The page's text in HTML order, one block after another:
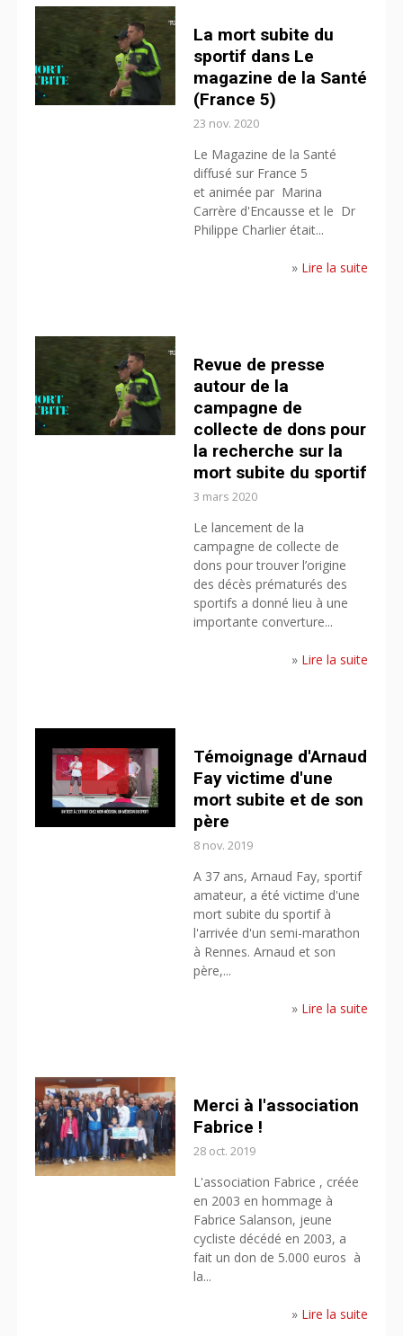
La mort subite du
sportif dans Le
magazine de la Santé
(France 5)
23 nov. 2020
Le Magazine de la Santé
diffusé sur France 5
et animée par Marina
Carrère d'Encausse et le Dr
Philippe Charlier était...
» Lire la suite
Revue de presse
autour de la
campagne de
collecte de dons pour
la recherche sur la
mort subite du sportif
3 mars 2020
Le lancement de la
campagne de collecte de
dons pour trouver l’origine
des décès prématurés des
sportifs a donné lieu à une
importante converture...
» Lire la suite
Témoignage d'Arnaud
Fay victime d'une
mort subite et de son
père
8 nov. 2019
A 37 ans, Arnaud Fay, sportif
amateur, a été victime d'une
mort subite du sportif à
l'arrivée d'un semi-marathon
à Rennes. Arnaud et son
père,...
» Lire la suite
Merci à l'association
Fabrice !
28 oct. 2019
L'association Fabrice , créée
en 2003 en hommage à
Fabrice Salanson, jeune
cycliste décédé en 2003, a
fait un don de 5.000 euros à
la...
» Lire la suite